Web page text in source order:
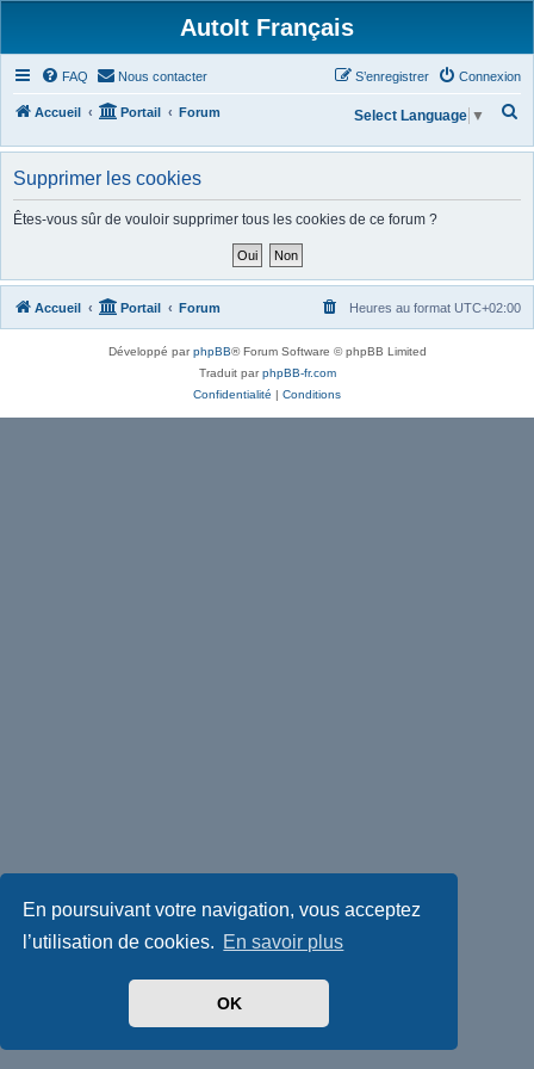
En poursuivant votre navigation, vous acceptez
l’utilisation de cookies. En savoir plus
OK
AutoIt Français
FAQ Nous contacter Connexion
S’enregistrer
Accueil Portail Forum
h
c
h
Select Language ▼
Supprimer les cookies
Êtes-vous sûr de vouloir supprimer tous les cookies de ce forum ?
Accueil Portail Forum Heures au format UTC+02:00
Développé parphpBB® Forum Software © phpBB Limited
Traduit parphpBB-fr.com
Confidentialité | Conditions